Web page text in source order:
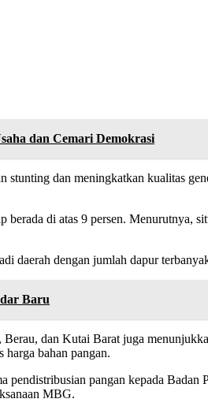
dan Cemari Demokrasi
dan meningkatkan kualitas
di atas 9 persen. Menurutnya,
dengan jumlah dapur
Baru
dan Kutai Barat juga
bahan pangan.
pangan kepada
MBG.